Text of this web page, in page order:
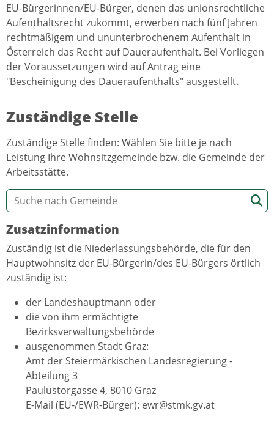
EU-Bürgerinnen/EU-Bürger, denen das unionsrechtliche
Aufenthaltsrecht zukommt, erwerben nach fünf Jahren
rechtmäßigem und ununterbrochenem Aufenthalt in
Österreich das Recht auf Daueraufenthalt. Bei Vorliegen
der Voraussetzungen wird auf Antrag eine
"Bescheinigung des Daueraufenthalts" ausgestellt.
Zuständige Stelle
Zuständige Stelle finden: Wählen Sie bitte je nach
Leistung Ihre Wohnsitzgemeinde bzw. die Gemeinde der
Arbeitsstätte.
Zusatzinformation
Zuständig ist die Niederlassungsbehörde, die für den
Hauptwohnsitz der EU-Bürgerin/des EU-Bürgers örtlich
zuständig ist:
der Landeshauptmann oder
die von ihm ermächtigte
Bezirksverwaltungsbehörde
ausgenommen Stadt Graz:
Amt der Steiermärkischen Landesregierung -
Abteilung 3
Paulustorgasse 4, 8010 Graz
E-Mail (EU-/EWR-Bürger): ewr@stmk.gv.at